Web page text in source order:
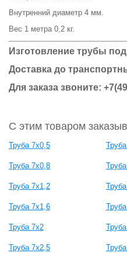
Внутренний диаметр 4 мм.
Вес 1 метра 0,2 кг.
Изготовление трубы
Доставка до
Для заказа звоните:
С этим товаром
Труба 7х0,5
Труба 7х0,8
Труба 7х1,2
Труба 7х1,6
Труба 7х2
Труба 7х2,5